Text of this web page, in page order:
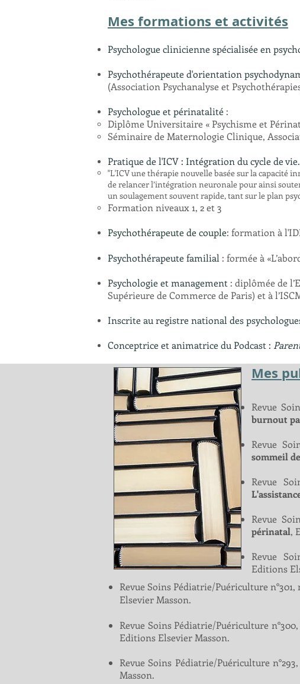
Mes formations et activités
Psychologue clinicienne spécialisée en
Psychothérapeute d'orientation
(Association Psychanalyse et
Psychologue et périnatalité :
Diplôme Universitaire « Psychisme et
Séminaire de Maternologie Clinique,
Pratique de l'ICV : Intégration du cycle de vie.
"L'ICV une thérapie nouvelle basée sur la capacité
de relancer l’intégration neuronale pour ainsi
un soulagement souvent rapide, tant sur le plan
Formation niveaux 1, 2 et 3
Psychothérapeute de couple: formation à
Psychothérapeute familial : formée à
Psychologie et management : diplômée de
Supérieure de Commerce de Paris) et à
Inscrite au registre national des
Conceptrice et animatrice du Podcast :
Mes
Revue
burnout
Revue
sommeil
Revue
Revue
périnatal,
Revue
Editions
Revue Soins Pédiatrie/Puériculture
Elsevier Masson.
Revue Soins Pédiatrie/Puériculture
Editions Elsevier Masson.
Revue Soins Pédiatrie/Puériculture
Masson.